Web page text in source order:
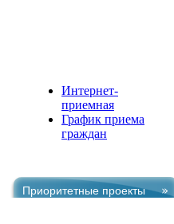
Интернет-
приемная
График приема
граждан
Приоритетные проекты